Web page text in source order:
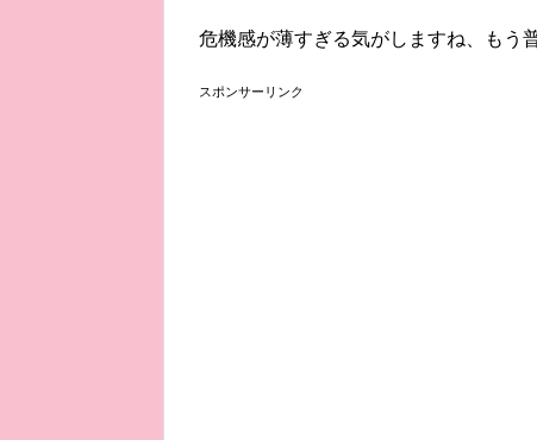
危機感が薄すぎる気がしますね、もう
スポンサーリンク